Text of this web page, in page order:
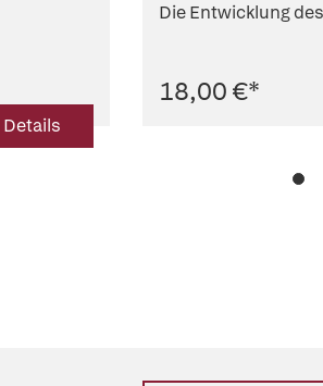
Details
Die Entwicklung
18,00 €*